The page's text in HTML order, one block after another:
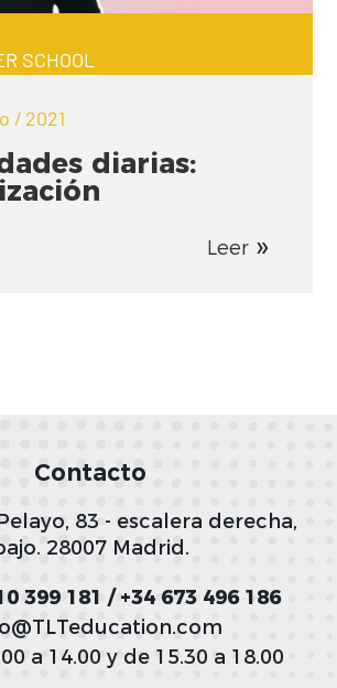
SCHOOL
/ 2021
diarias:
Leer
Contacto
83 - escalera derecha,
28007 Madrid.
399 181 / +34 673 496 186
a 14.00 y de 15.30 a 18.00